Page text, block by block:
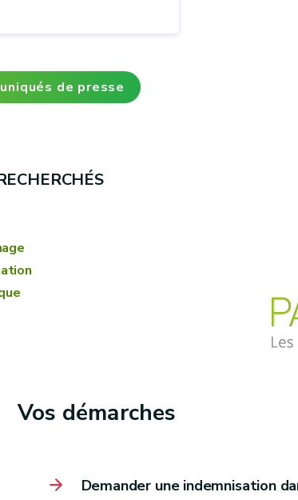
de presse
Vos démarches
Demander une indemnisation